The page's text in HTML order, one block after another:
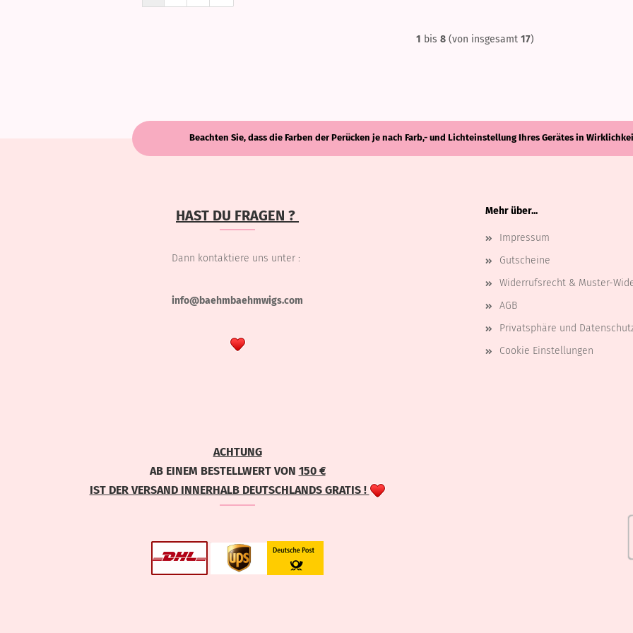
1 bis 8(von insgesamt 17)
Beachten Sie, dass die Farben der Perücken je nach Farb,- und Lichteinstellung Ihres Gerätes in
HAST DU FRAGEN ?
Dann kontaktiere uns unter :
info@baehmbaehmwigs.com
Mehr über...
Impressum
Gutscheine
Widerrufsrecht & Muster-
AGB
Privatsphäre und
Cookie Einstellungen
ACHTUNG
AB EINEM BESTELLWERT VON 150 €
IST DER VERSAND INNERHALB DEUTSCHLANDS GRATIS !